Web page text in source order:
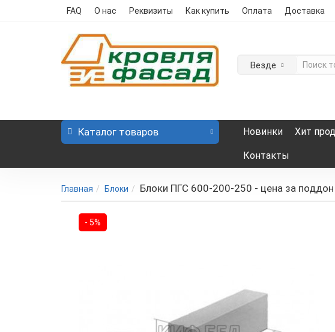
FAQ О нас Реквизиты Как купить Оплата Доставка
Везде
Каталог товаров Новинки Хит
Контакты
Главная Блоки Блоки ПГС 600-200-250 - цена за
- 5%